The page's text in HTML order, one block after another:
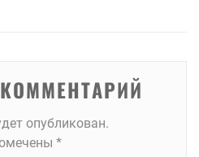
опубликован.
*